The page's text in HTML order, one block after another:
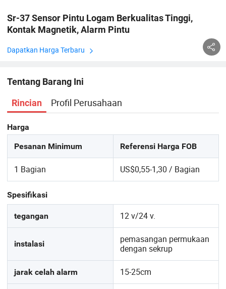
Sr-37 Sensor Pintu Logam Berkualitas Tinggi,
Kontak Magnetik, Alarm Pintu
Dapatkan Harga Terbaru
Tentang Barang Ini
Rincian Profil Perusahaan
Harga
Pesanan Minimum Referensi Harga FOB
1 Bagian US$0,55-1,30 / Bagian
Spesifikasi
tegangan 12 v/24 v.
instalasi
pemasangan permukaan
dengan sekrup
jarak celah alarm 15-25cm